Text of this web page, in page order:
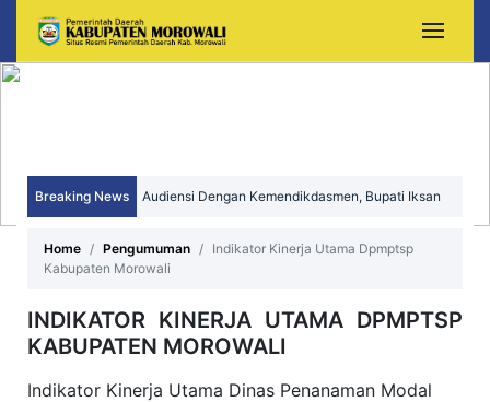
Breaking News Audiensi Dengan Kemendikdasmen, Bupati Iksan
Home Pengumuman
Indikator Kinerja Utama Dpmptsp
Kabupaten Morowali
INDIKATOR KINERJA UTAMA DPMPTSP
KABUPATEN MOROWALI
Indikator Kinerja Utama Dinas Penanaman Modal